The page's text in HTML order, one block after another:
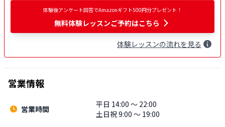
体験後アンケート回答でAmazonギフト500円分プレゼント！
無料体験レッスンご予約はこちら
体験レッスンの流れを見る
営業情報
営業時間
平日 14:00 〜 22:00
土日祝 9:00 〜 19:00